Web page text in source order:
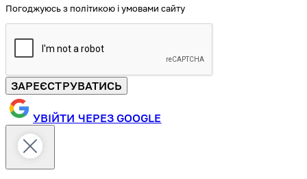
Погоджуюсь з політикою і умовами сайту
ЗАРЕЄСТРУВАТИСЬ
УВІЙТИ ЧЕРЕЗ GOOGLE